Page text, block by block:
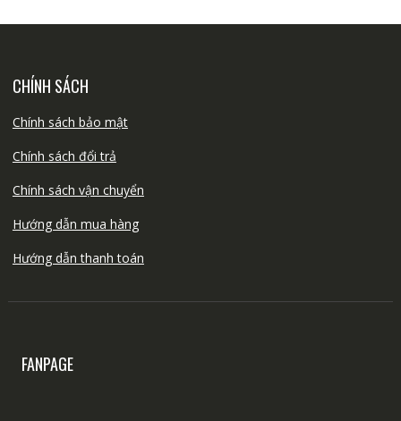
CHÍNH SÁCH
Chính sách bảo mật
Chính sách đổi trả
Chính sách vận chuyển
Hướng dẫn mua hàng
Hướng dẫn thanh toán
FANPAGE